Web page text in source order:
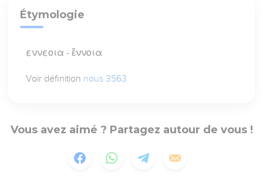
Étymologie
εννεοια - ἔννοια
Voir définition nous 3563
Vous avez aimé ? Partagez autour de vous !